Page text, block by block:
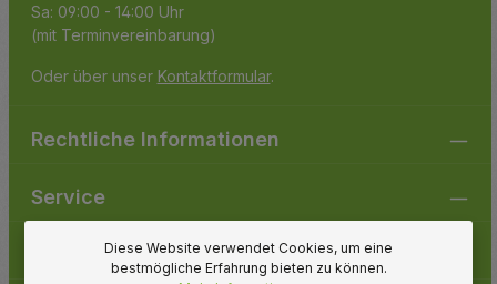
Sa: 09:00 - 14:00 Uhr
(mit Terminvereinbarung)
Oder über unser Kontaktformular.
Rechtliche Informationen
Service
GartenpiratDiese Website verwendet Cookies, um eine
bestmögliche Erfahrung bieten zu können.